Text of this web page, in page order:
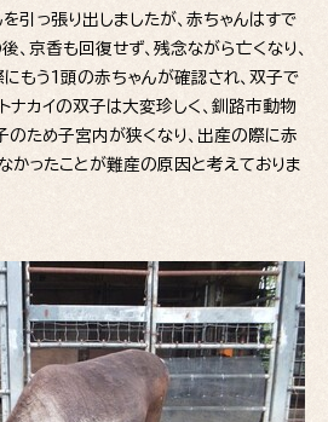
引っ張り出しましたが、赤ちゃんはすで
、京香も回復せず、残念ながら亡くなり、
もう1頭の赤ちゃんが確認され、双子で
ナカイの双子は大変珍しく、釧路市動物
のため子宮内が狭くなり、出産の際に赤
かったことが難産の原因と考えておりま